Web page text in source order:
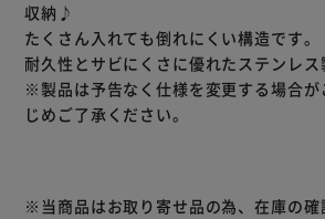
収納♪
たくさん入れても倒れにくい構造です。
耐久性とサビにくさに優れたステンレス
※製品は予告なく仕様を変更する場合が
じめご了承ください。
※当商品はお取り寄せ品の為、在庫の確